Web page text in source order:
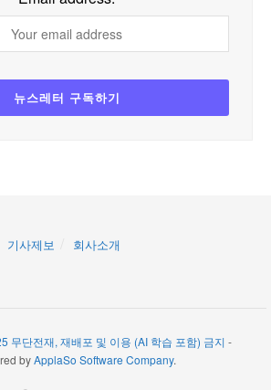
기사제보 회사소개
무단전재, 재배포 및 이용 (AI 학습 포함) 금지 -
byApplaSo Software Company.